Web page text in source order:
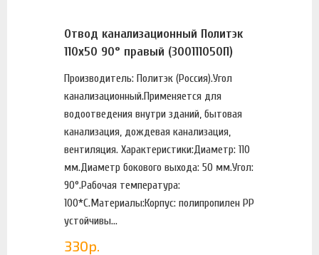
Отвод канализационный Политэк
110х50 90° правый (300111050П)
Производитель: Политэк (Россия).Угол
канализационный.Применяется для
водоотведения внутри зданий, бытовая
канализация, дождевая канализация,
вентиляция. Характеристики:Диаметр: 110
мм.Диаметр бокового выхода: 50 мм.Угол:
90°.Рабочая температура:
100*С.Материалы:Корпус: полипропилен PP
устойчивы...
330р.